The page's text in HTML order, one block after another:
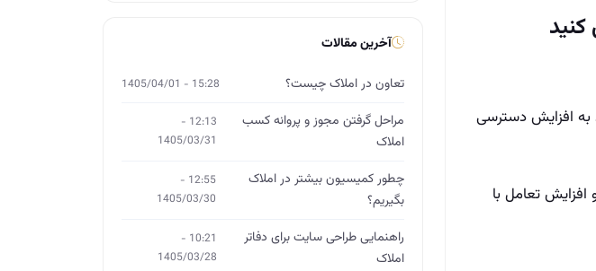
به افزایش دسترسی
تعامل با
آخرین مقالات
تعاون در املاک چیست؟ 15:28 - 1405/04/01
مراحل گرفتن مجوز و پروانه کسب
املاک
12:13 -
1405/03/31
چطور کمیسیون بیشتر در املاک
بگیریم؟
12:55 -
1405/03/30
راهنمایی طراحی سایت برای دفاتر
املاک
10:21 -
1405/03/28